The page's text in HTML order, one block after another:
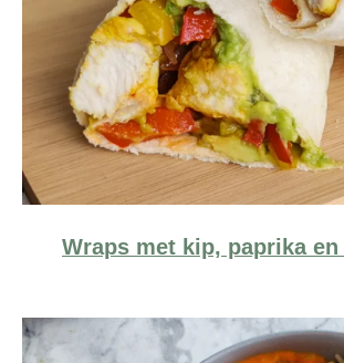
Wraps met kip, paprika en